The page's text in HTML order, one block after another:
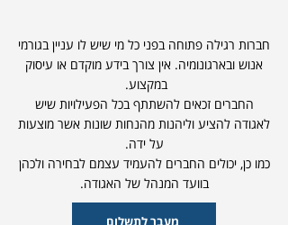
חברות רגילה פתוחה בפני כל מי שיש לו עניין בגורמי
אנוש ובארגונומיה. אין צורך בידע מוקדם או עיסוק
במקצוע.
החברים זכאים להשתתף בכל הפעילויות שיש
לאגודה להציע וליהנות מהנחות שונות אשר מוצעות
על ידה.
כמו כן, יכולים החברים להעמיד עצמם לבחירה ולכהן
בוועד המנהל של האגודה.
מעבר לתשלום